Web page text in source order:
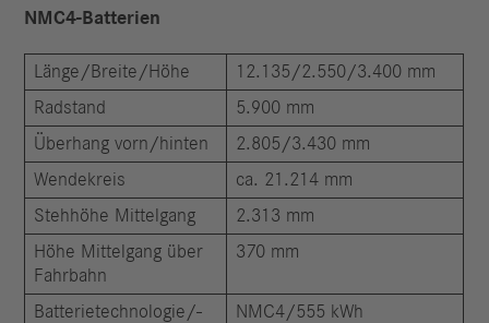
NMC4-Batterien
Länge/Breite/Höhe
12.135/2.550/3.400 mm
Radstand
5.900 mm
Überhang vorn/hinten
2.805/3.430 mm
Wendekreis
ca. 21.214 mm
Stehhöhe Mittelgang
2.313 mm
Höhe Mittelgang über
Fahrbahn
370 mm
Batterietechnologie/-
NMC4/555 kWh